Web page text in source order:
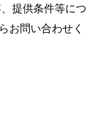
提供条件等につ
お問い合わせく